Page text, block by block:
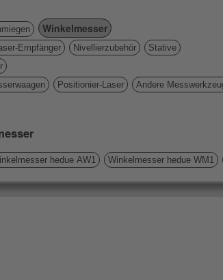
Winkelmesser
Empfänger Nivellierzubehör
Stative
Positionier-Laser
Andere
hedue AW1 Winkelmesser hedue WM1